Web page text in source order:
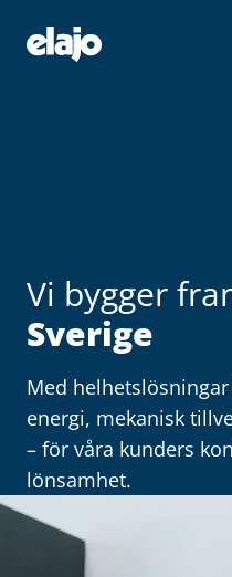
huvudinnehållet
Vi bygger
Sverige
Med
energi, mekanisk
– för våra kunders
lönsamhet.